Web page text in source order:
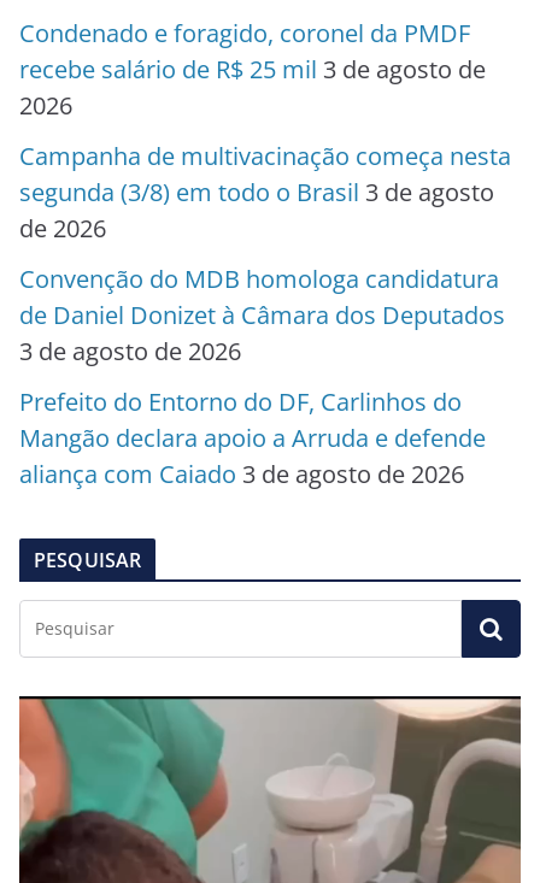
Condenado e foragido, coronel da PMDF
recebe salário de R$ 25 mil 3 de agosto de
2026
Campanha de multivacinação começa nesta
segunda (3/8) em todo o Brasil 3 de agosto
de 2026
Convenção do MDB homologa candidatura
de Daniel Donizet à Câmara dos Deputados
3 de agosto de 2026
Prefeito do Entorno do DF, Carlinhos do
Mangão declara apoio a Arruda e defende
aliança com Caiado 3 de agosto de 2026
PESQUISAR